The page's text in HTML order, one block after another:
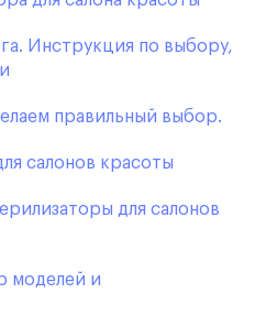
Инструкция по выбору,
правильный выбор.
салонов красоты
для салонов
моделей и